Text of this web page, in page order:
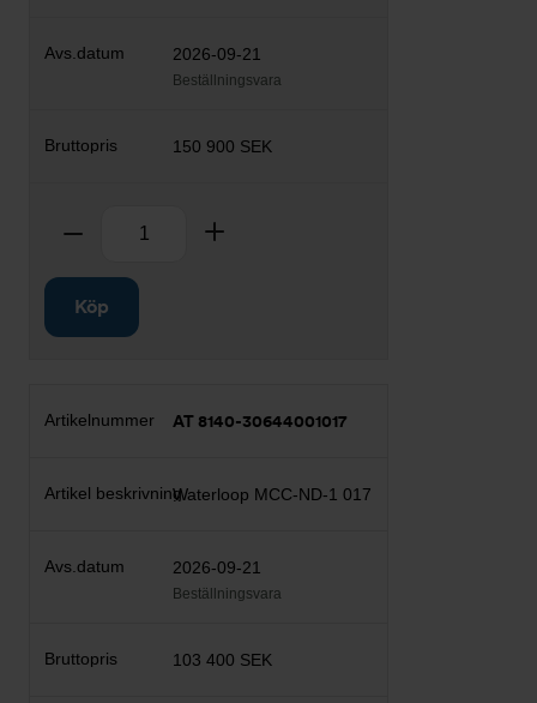
2026-09-21
Beställningsvara
150 900 SEK
Ta bort
Köp
AT 8140-30644001017
Waterloop MCC-ND-1 017
2026-09-21
Beställningsvara
103 400 SEK